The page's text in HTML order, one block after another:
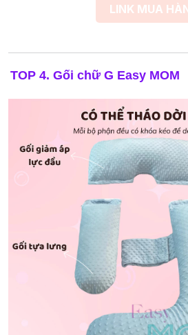
LINK MUA
TOP 4. Gối chữ G Easy MOM